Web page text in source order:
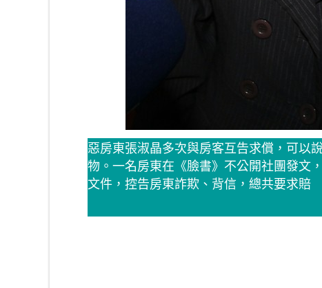
惡房東張淑晶多次與房客互告求償，可以
物。一名房東在《臉書》不公開社團發文
文件，控告房東詐欺、背信，總共要求賠